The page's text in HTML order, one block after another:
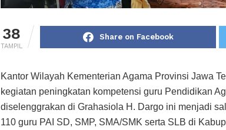
38
TAMPIL
Share on Facebook
Kantor Wilayah Kementerian Agama Provinsi Jawa
kegiatan peningkatan kompetensi guru Pendidikan
diselenggrakan di Grahasiola H. Dargo ini menjadi
110 guru PAI SD, SMP, SMA/SMK serta SLB di